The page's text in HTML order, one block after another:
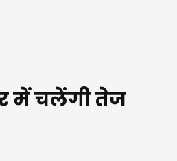
में चलेंगी तेज